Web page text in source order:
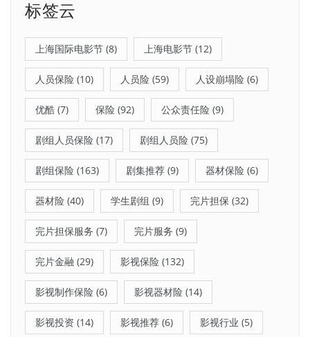
标签云
上海国际电影节 (8) 上海电影节 (12)
人员保险 (10) 人员险 (59) 人设崩塌险 (6)
优酷 (7) 保险 (92) 公众责任险 (9)
剧组人员保险 (17) 剧组人员险 (75)
剧组保险 (163) 剧集推荐 (9) 器材保险 (6)
器材险 (40) 学生剧组 (9) 完片担保 (32)
完片担保服务 (7) 完片服务 (9)
完片金融 (29) 影视保险 (132)
影视制作保险 (6) 影视器材险 (14)
影视投资 (14) 影视推荐 (6) 影视行业 (5)